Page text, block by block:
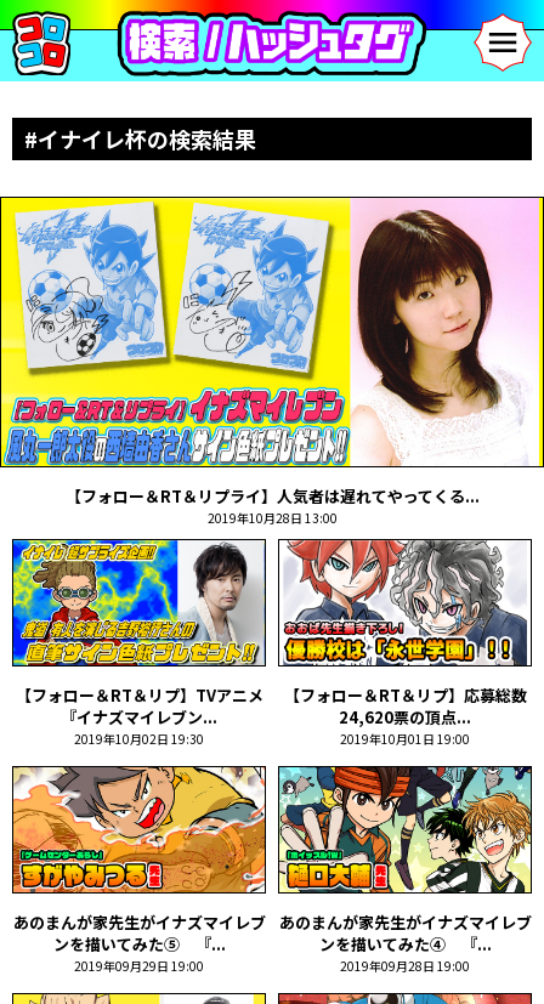
#イナイレ杯の検索結果
【フォロー＆RT＆リプライ】人気者は遅れてやってくる...
2019年10月28日 13:00
【フォロー＆RT＆リプ】TVアニメ
『イナズマイレブン...
2019年10月02日 19:30
【フォロー＆RT＆リプ】応募総数
24,620票の頂点...
2019年10月01日 19:00
あのまんが家先生がイナズマイレブ
ンを描いてみた⑤ 『...
2019年09月29日 19:00
あのまんが家先生がイナズマイレブ
ンを描いてみた④ 『...
2019年09月28日 19:00